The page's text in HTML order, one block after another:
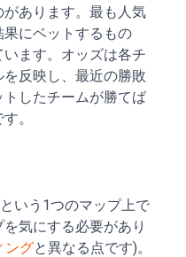
あります。最も人気
にベットするもの
ます。オッズは各チ
反映し、最近の勝敗
したチームが勝てば
。
いう1つのマップ上で
気にする必要があり
ングと異なる点です)。